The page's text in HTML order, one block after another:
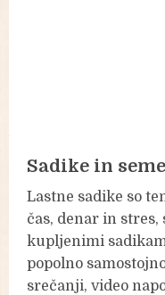
Sadike in
Lastne sadike so
čas, denar in stres,
kupljenimi
popolno
srečanji, video